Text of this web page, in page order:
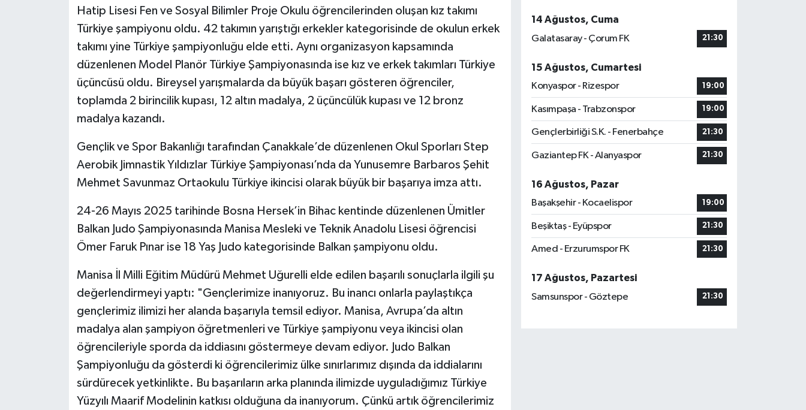
Hatip Lisesi Fen ve Sosyal Bilimler Proje Okulu öğrencilerinden oluşan kız takımı
Türkiye şampiyonu oldu. 42 takımın yarıştığı erkekler kategorisinde de okulun erkek
takımı yine Türkiye şampiyonluğu elde etti. Aynı organizasyon kapsamında
düzenlenen Model Planör Türkiye Şampiyonasında ise kız ve erkek takımları Türkiye
üçüncüsü oldu. Bireysel yarışmalarda da büyük başarı gösteren öğrenciler,
toplamda 2 birincilik kupası, 12 altın madalya, 2 üçüncülük kupası ve 12 bronz
madalya kazandı.
Gençlik ve Spor Bakanlığı tarafından Çanakkale’de düzenlenen Okul Sporları Step
Aerobik Jimnastik Yıldızlar Türkiye Şampiyonası’nda da Yunusemre Barbaros Şehit
Mehmet Savunmaz Ortaokulu Türkiye ikincisi olarak büyük bir başarıya imza attı.
24-26 Mayıs 2025 tarihinde Bosna Hersek’in Bihac kentinde düzenlenen Ümitler
Balkan Judo Şampiyonasında Manisa Mesleki ve Teknik Anadolu Lisesi öğrencisi
Ömer Faruk Pınar ise 18 Yaş Judo kategorisinde Balkan şampiyonu oldu.
Manisa İl Milli Eğitim Müdürü Mehmet Uğurelli elde edilen başarılı sonuçlarla ilgili şu
değerlendirmeyi yaptı: "Gençlerimize inanıyoruz. Bu inancı onlarla paylaştıkça
gençlerimiz ilimizi her alanda başarıyla temsil ediyor. Manisa, Avrupa’da altın
madalya alan şampiyon öğretmenleri ve Türkiye şampiyonu veya ikincisi olan
öğrencileriyle sporda da iddiasını göstermeye devam ediyor. Judo Balkan
Şampiyonluğu da gösterdi ki öğrencilerimiz ülke sınırlarımız dışında da iddialarını
sürdürecek yetkinlikte. Bu başarıların arka planında ilimizde uyguladığımız Türkiye
Yüzyılı Maarif Modelinin katkısı olduğuna da inanıyorum. Çünkü artık öğrencilerimiz
14 Ağustos, Cuma
Galatasaray - Çorum FK
21:30
15 Ağustos, Cumartesi
Konyaspor - Rizespor
19:00
Kasımpaşa - Trabzonspor 19:00
Gençlerbirliği S.K. - Fenerbahçe 21:30
Gaziantep FK - Alanyaspor 21:30
16 Ağustos, Pazar
Başakşehir - Kocaelispor
19:00
Beşiktaş - Eyüpspor 21:30
Amed - Erzurumspor FK 21:30
17 Ağustos, Pazartesi
Samsunspor - Göztepe
21:30